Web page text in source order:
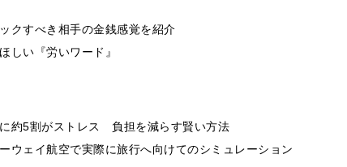
クすべき相手の金銭感覚を紹介
しい『労いワード』
約5割がストレス 負担を減らす賢い方法
ウェイ航空で実際に旅行へ向けてのシミュレーション